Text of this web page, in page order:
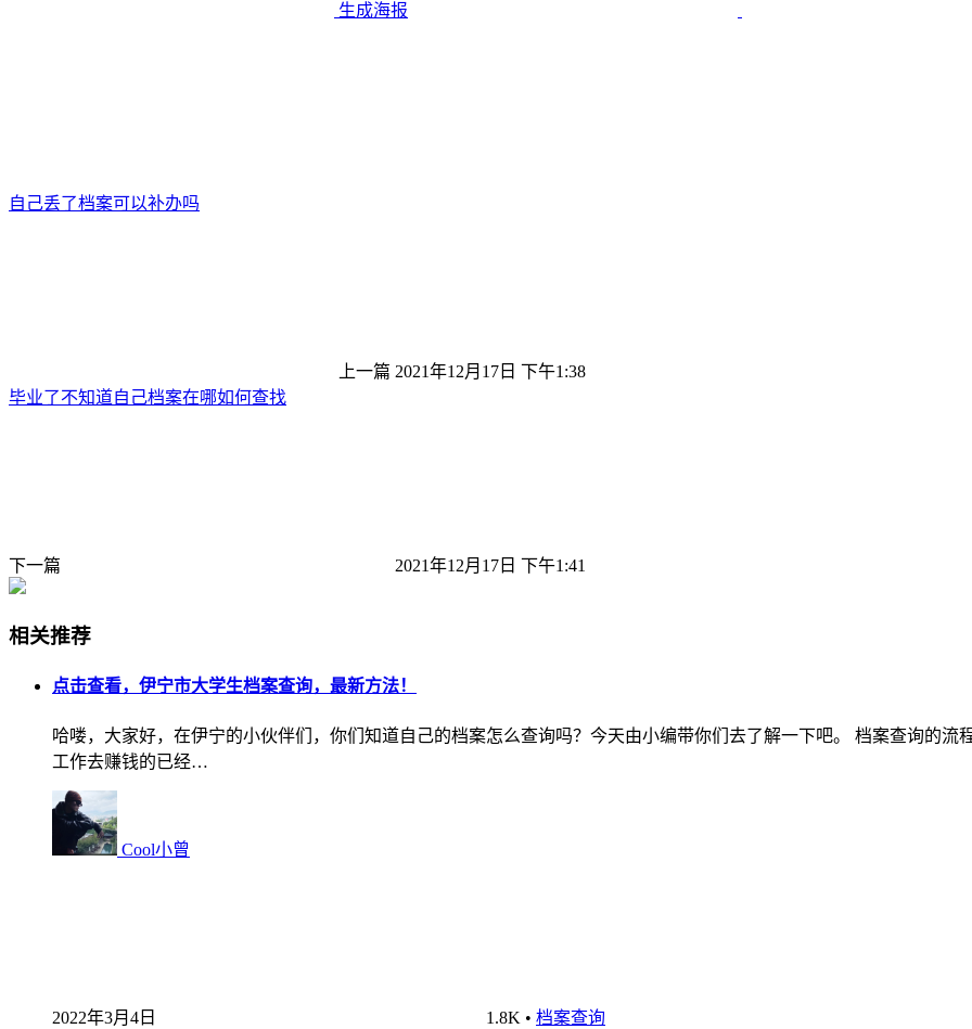
生成海报
自己丢了档案可以补办吗
上一篇 2021年12月17日 下午1:38
毕业了不知道自己档案在哪如何查找
下一篇 2021年12月17日 下午1:41
相关推荐
点击查看，伊宁市大学生档案查询，最新方法！
哈喽，大家好，在伊宁的小伙伴们，你们知道自己的档案怎么查询吗？今天由小编带你们去了解一下吧。 档案查询的
工作去赚钱的已经…
Cool小曾
2022年3月4日 1.8K • 档案查询